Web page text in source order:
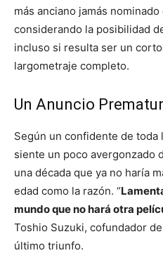
más anciano jamás
considerando la posibilidad
incluso si resulta ser un
largometraje completo.
Un Anuncio
Según un confidente de toda
siente un poco avergonzado
una década que ya no haría
edad como la razón. “
mundo que no hará otra
Toshio Suzuki, cofundador
último triunfo.